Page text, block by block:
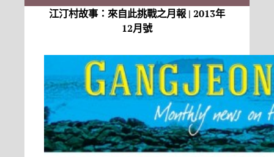
江汀村故事：來自此挑戰之月報 | 2013年
12月號